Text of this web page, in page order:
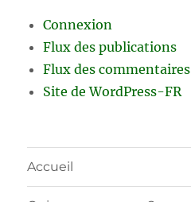
Connexion
Flux des publications
Flux des commentaires
Site de WordPress-FR
Accueil